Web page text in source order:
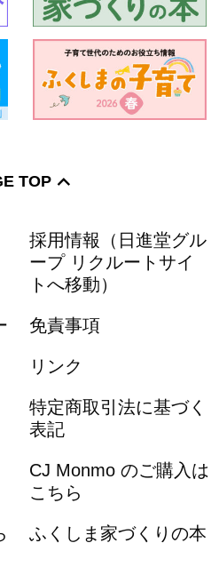
TOP
採用情報（日進堂グル
ープ リクルートサイ
トへ移動）
免責事項
リンク
特定商取引法に基づく
表記
CJ Monmo のご購入は
こちら
ふくしま家づくりの本